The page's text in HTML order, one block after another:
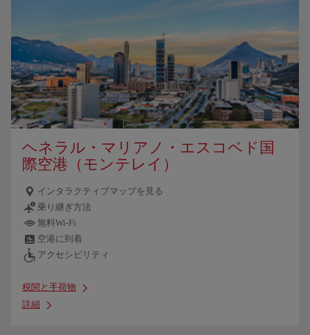
ヘネラル・マリアノ・エスコベド国
際空港（モンテレイ）
インタラクティブマップを見る
乗り継ぎ方法
無料Wi-Fi
空港に到着
アクセシビリティ
税関と手荷物
詳細